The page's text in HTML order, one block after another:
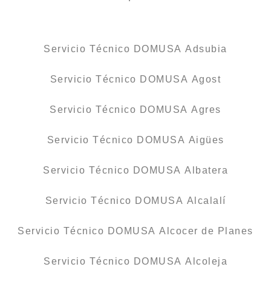
Servicio Técnico DOMUSA Adsubia
Servicio Técnico DOMUSA Agost
Servicio Técnico DOMUSA Agres
Servicio Técnico DOMUSA Aigües
Servicio Técnico DOMUSA Albatera
Servicio Técnico DOMUSA Alcalalí
Servicio Técnico DOMUSA Alcocer de Planes
Servicio Técnico DOMUSA Alcoleja